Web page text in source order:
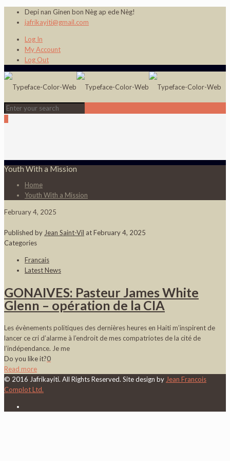
Depi nan Ginen bon Nèg ap ede Nèg!
jafrikayiti@gmail.com
Log In
My Account
Log Out
Youth With a Mission
Home
Youth With a Mission
February 4, 2025
Published by Jean Saint-Vil atFebruary 4, 2025
Categories
Francais
Latest News
GONAIVES: Pasteur James White
Glenn – opération de la CIA
Les évènements politiques des dernières heures en Haiti m’inspirent de
lancer ce cri d’alarme à l’endroit de mes compatriotes de la cité de
l’indépendance. Je me
Do you like it?0
Read more
© 2016 Jafrikayiti. All Rights Reserved. Site design by Jean Francois
Complot Ltd.